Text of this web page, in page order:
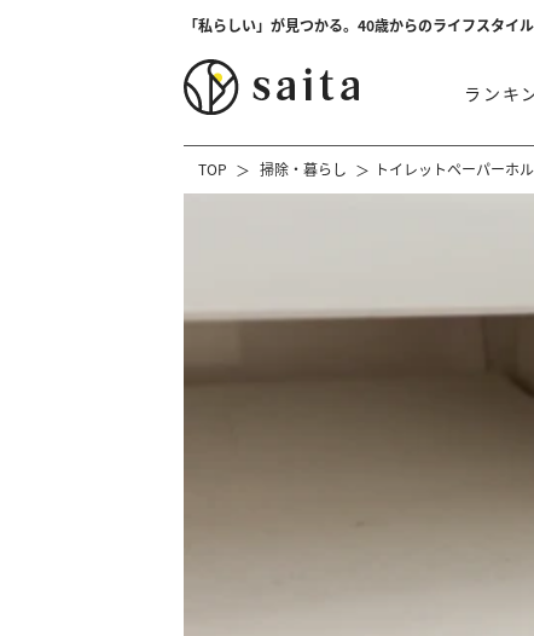
「私らしい」が見つかる。40歳からのライフスタイ
ランキ
TOP 掃除・暮らし トイレットペーパーホ